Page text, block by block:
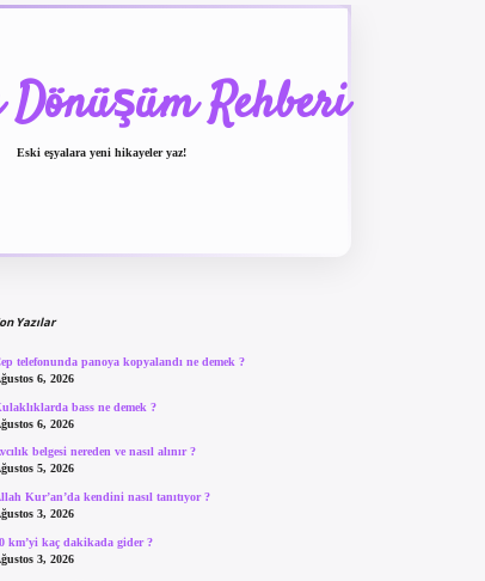
Dönüşüm Rehberi
Eski eşyalara yeni hikayeler yaz!
Yazılar
telefonunda panoya kopyalandı ne demek ?
6, 2026
bass ne demek ?
6, 2026
belgesi nereden ve nasıl alınır ?
5, 2026
Kur’an’da kendini nasıl tanıtıyor ?
3, 2026
km’yi kaç dakikada gider ?
3, 2026